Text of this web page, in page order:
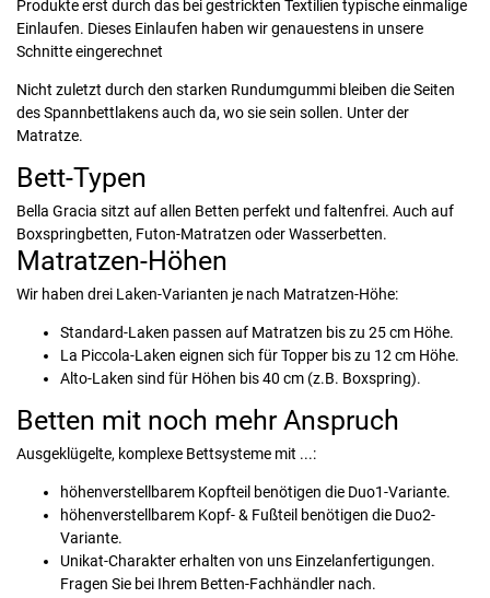
Produkte erst durch das bei gestrickten Textilien typische einmalige
Einlaufen. Dieses Einlaufen haben wir genauestens in unsere
Schnitte eingerechnet
Nicht zuletzt durch den starken Rundumgummi bleiben die Seiten
des Spannbettlakens auch da, wo sie sein sollen. Unter der
Matratze.
Bett-Typen
Bella Gracia sitzt auf allen Betten perfekt und faltenfrei. Auch auf
Boxspringbetten, Futon-Matratzen oder Wasserbetten.
Matratzen-Höhen
Wir haben drei Laken-Varianten je nach Matratzen-Höhe:
Standard-Laken passen auf Matratzen bis zu 25 cm Höhe.
La Piccola-Laken eignen sich für Topper bis zu 12 cm Höhe.
Alto-Laken sind für Höhen bis 40 cm (z.B. Boxspring).
Betten mit noch mehr Anspruch
Ausgeklügelte, komplexe Bettsysteme mit ...:
höhenverstellbarem Kopfteil benötigen die Duo1-Variante.
höhenverstellbarem Kopf- & Fußteil benötigen die Duo2-
Variante.
Unikat-Charakter erhalten von uns Einzelanfertigungen.
Fragen Sie bei Ihrem Betten-Fachhändler nach.